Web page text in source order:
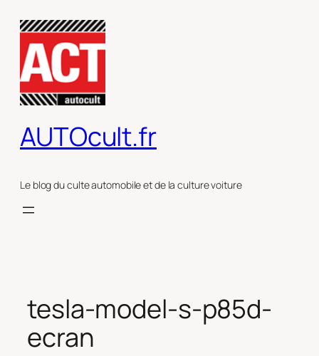
contenu
AUTOcult.fr
Le blog du culte automobile et de la culture voiture
tesla-model-s-p85d-
ecran